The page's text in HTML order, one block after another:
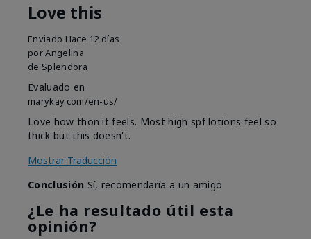
Love this
Enviado Hace 12 días
porAngelina
de Splendora
Evaluado en
marykay.com/en-us/
Love how thon it feels. Most high spf lotions feel so
thick but this doesn't.
Mostrar Traducción
Conclusión Sí, recomendaría a un amigo
¿Le ha resultado útil esta
opinión?